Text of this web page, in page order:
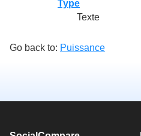
Type
Texte
Go back to: Puissance